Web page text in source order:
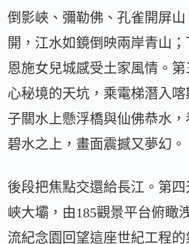
倒影峽、彌勒佛、孔雀開屏
開，江水如鏡倒映兩岸青山
恩施女兒城感受土家風情。
心秘境的天坑，乘電梯潛入
子關水上懸浮橋與仙佛恭水
碧水之上，畫面震撼又夢幻。
後段把焦點交還給長江。第
峽大壩，由185觀景平台俯瞰
流紀念園回望這座世紀工程